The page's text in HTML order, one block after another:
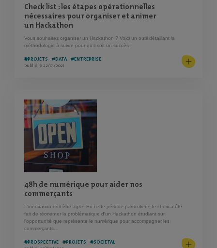
Check list : les étapes opérationnelles
nécessaires pour organiser et animer
un Hackathon
Vous souhaitez organiser un Hackathon ? Voici un outil détaillant la
méthodologie à suivre pour qu'il soit un succès !
#PROJETS #DATA #ENTREPRISE
publié le 22/01/2021
48h de numérique pour aider nos
commerçants
L'innovation doit être agile. En cette période particulière, le choix a été
fait de réorienter la problématique d'un Hackathon étudiant sur
l'opportunité que représente le numérique pour accompagner les
commerçants…
#PROSPECTIVE #PROJETS #SOCIETAL